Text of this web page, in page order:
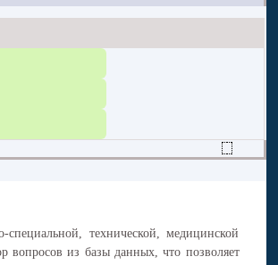
технической, медицинской
вопросов из базы данных, что позволяет